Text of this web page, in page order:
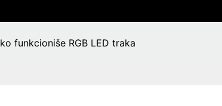
funkcioniše RGB LED traka